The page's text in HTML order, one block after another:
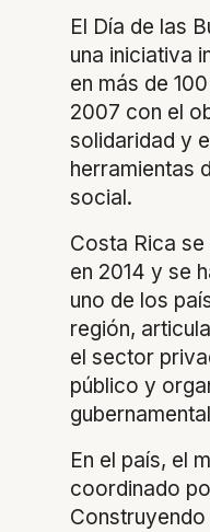
El Día de las
una iniciativa
en más de
2007 con el
solidaridad y
herramientas
social.
Costa Rica
en 2014 y se
uno de los
región,
el sector
público y
En el país, el
coordinado